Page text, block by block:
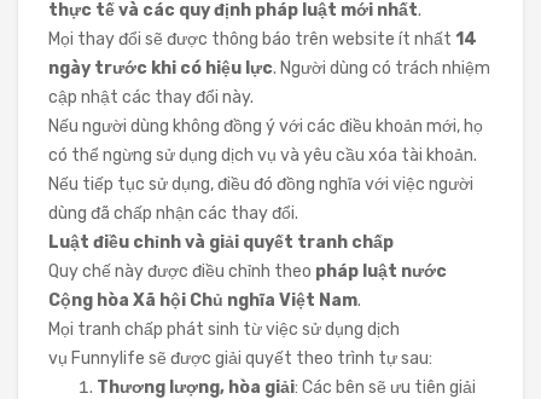
thực tế và các quy định pháp luật mới nhất.
Mọi thay đổi sẽ được thông báo trên website ít nhất 14
ngày trước khi có hiệu lực. Người dùng có trách nhiệm
cập nhật các thay đổi này.
Nếu người dùng không đồng ý với các điều khoản mới, họ
có thể ngừng sử dụng dịch vụ và yêu cầu xóa tài khoản.
Nếu tiếp tục sử dụng, điều đó đồng nghĩa với việc người
dùng đã chấp nhận các thay đổi.
Luật điều chỉnh và giải quyết tranh chấp
Quy chế này được điều chỉnh theo pháp luật nước
Cộng hòa Xã hội Chủ nghĩa Việt Nam.
Mọi tranh chấp phát sinh từ việc sử dụng dịch
vụ Funnylife sẽ được giải quyết theo trình tự sau:
Thương lượng, hòa giải: Các bên sẽ ưu tiên giải